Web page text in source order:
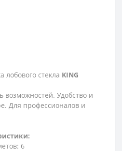
лобового стекла KING
возможностей. Удобство и
Для профессионалов и
6